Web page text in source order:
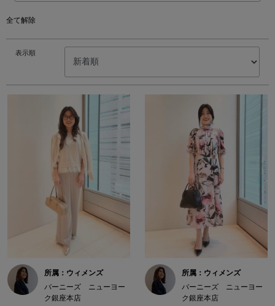
全て解除
表示順
所属：ウィメンズ
バーニーズ ニューヨー
ク銀座本店
所属：ウィメンズ
バーニーズ ニューヨー
ク銀座本店